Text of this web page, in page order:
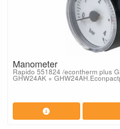
Manometer
Rapido 551824 /econtherm plus
GHW24AK +